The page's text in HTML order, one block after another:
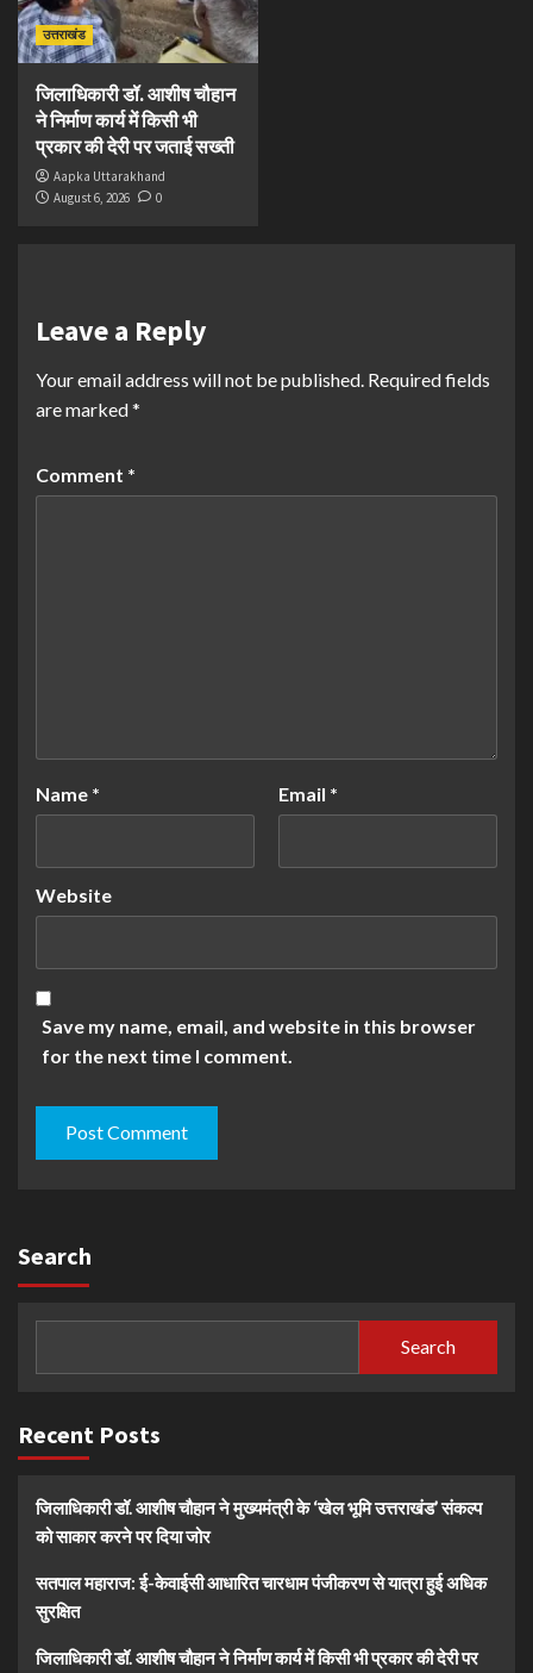
उत्तराखंड
जिलाधिकारी डॉ. आशीष चौहान
ने निर्माण कार्य में किसी भी
प्रकार की देरी पर जताई सख्ती
Aapka Uttarakhand
August 6, 2026
0
Leave a Reply
Your email address will not be published. Required fields
are marked*
Comment *
Name * Email *
Website
Save my name, email, and website in this browser
for the next time I comment.
Search
Search
Recent Posts
जिलाधिकारी डॉ. आशीष चौहान ने मुख्यमंत्री के ‘खेल भूमि उत्तराखंड’ संकल्प
को साकार करने पर दिया जोर
सतपाल महाराज: ई-केवाईसी आधारित चारधाम पंजीकरण से यात्रा हुई अधिक
सुरक्षित
जिलाधिकारी डॉ. आशीष चौहान ने निर्माण कार्य में किसी भी प्रकार की देरी पर